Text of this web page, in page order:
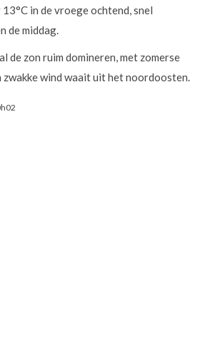
in de vroege ochtend, snel
de middag.
de zon ruim domineren, met zomerse
zwakke wind waait uit het noordoosten.